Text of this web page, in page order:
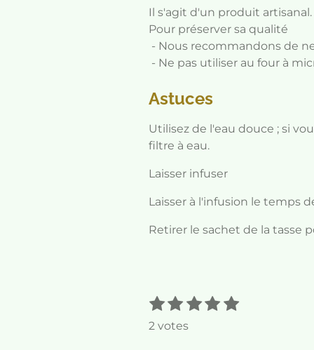
Il s'agit d'un produit artisanal.
Pour préserver sa qualité
- Nous recommandons de
- Ne pas utiliser au four à
Astuces
Utilisez de l'eau douce ; si
filtre à eau.
Laisser infuser
Laisser à l'infusion le temps
Retirer le sachet de la tasse
É
v
1
é
2
é
3
é
4 5 E
2 votes